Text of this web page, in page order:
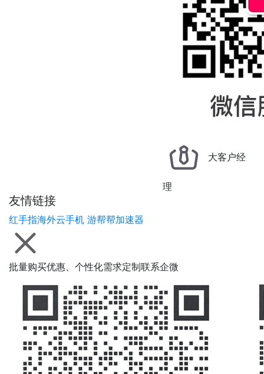
友情链接
红手指海外云手机 游帮帮加速器
大客户经
理
批量购买优惠、个性化需求定制联系企微